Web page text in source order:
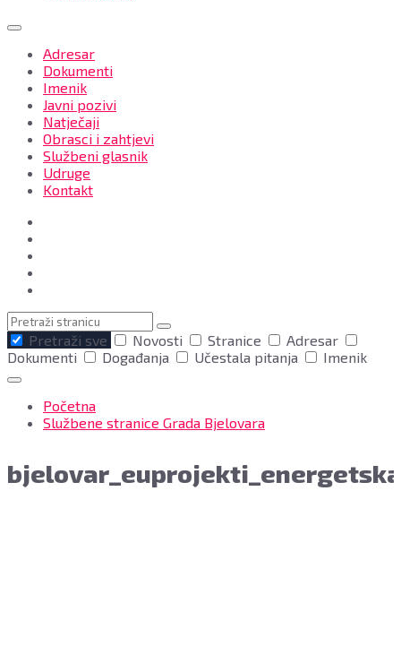
Adresar
Dokumenti
Imenik
Javni pozivi
Natječaji
Obrasci i zahtjevi
Službeni glasnik
Udruge
Kontakt
Pretraga
Pretraži sve
Novosti Stranice
Adresar
Dokumenti
Događanja Učestala pitanja Imenik
Početna
Službene stranice Grada Bjelovara